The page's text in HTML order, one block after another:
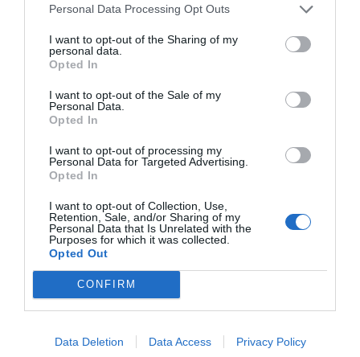
Personal Data Processing Opt Outs
I want to opt-out of the Sharing of my
personal data.
Opted In
I want to opt-out of the Sale of my
Personal Data.
Opted In
I want to opt-out of processing my
Personal Data for Targeted Advertising.
Opted In
I want to opt-out of Collection, Use,
Retention, Sale, and/or Sharing of my
Personal Data that Is Unrelated with the
Purposes for which it was collected.
Opted Out
CONFIRM
Data Deletion Data Access Privacy Policy
que la empresa dejaba de ganar si optaba para
ahorrar 250.000 euros.
Tus cifras serán diferentes y, a buen seguro, tu
ocultos de nuestras decisiones están siempre allí,
los observes o no. Por lo tanto, si quieres
aprovechar todo tu potencial, pídete (a ti, a tu
contable y a tu asesor), ¿cuáles son los costes de
oportunidad que afrontas ahora mismo?
Añadir VIA Empresa como fuente preferida
de Google de forma gratuita
Mantente informado con las últimas noticias de
actualidad
ACTIVAR AHORA